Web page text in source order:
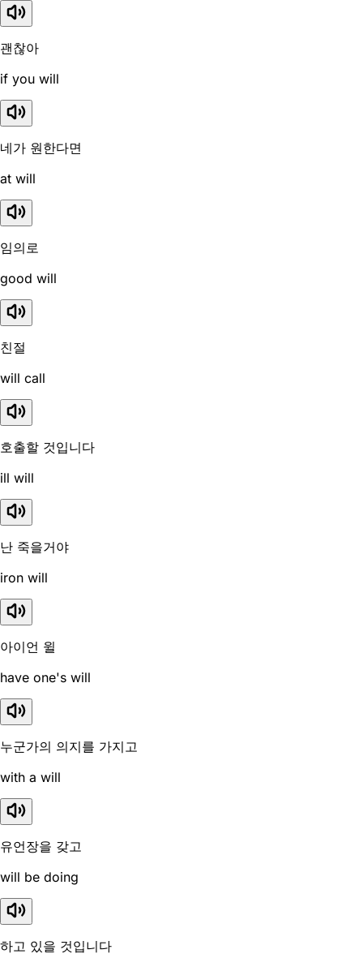
괜찮아
if you will
네가 원한다면
at will
임의로
good will
친절
will call
호출할 것입니다
ill will
난 죽을거야
iron will
아이언 윌
have one's will
누군가의 의지를 가지고
with a will
유언장을 갖고
will be doing
하고 있을 것입니다